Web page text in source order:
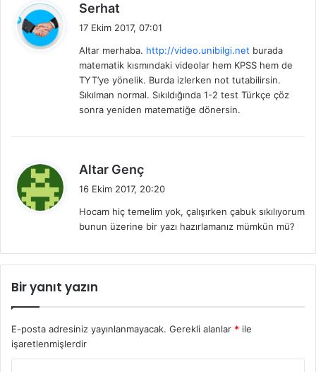
Serhat
e
i
k
i
17 Ekim 2017, 07:01
Altar merhaba. http://video.unibilgi.net burada
matematik kısmındaki videolar hem KPSS hem de
TYT’ye yönelik. Burda izlerken not tutabilirsin.
Sıkılman normal. Sıkıldığında 1-2 test Türkçe çöz
sonra yeniden matematiğe dönersin.
Altar Genç
e
i
k
:
16 Ekim 2017, 20:20
Hocam hiç temelim yok, çalışırken çabuk sıkılıyorum
bunun üzerine bir yazı hazırlamanız mümkün mü?
Bir yanıt yazın
E-posta adresiniz yayınlanmayacak. Gerekli alanlar * ile
işaretlenmişlerdir